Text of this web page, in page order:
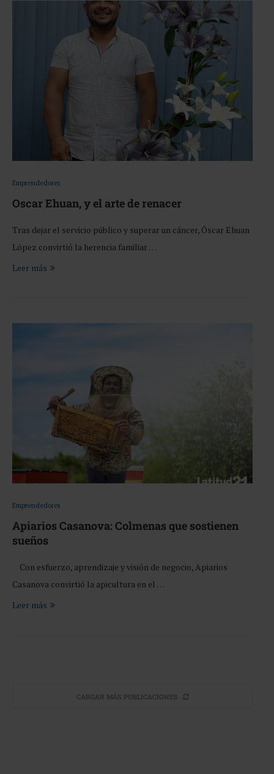
Emprendedores
Oscar Ehuan, y el arte de renacer
Tras dejar el servicio público y superar un cáncer, Óscar Ehuan
López convirtió la herencia familiar …
Leer más
Emprendedores
Apiarios Casanova: Colmenas que sostienen
sueños
Con esfuerzo, aprendizaje y visión de negocio, Apiarios
Casanova convirtió la apicultura en el …
Leer más
CARGAR MÁS PUBLICACIONES